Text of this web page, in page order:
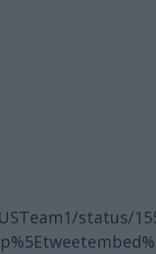
status/